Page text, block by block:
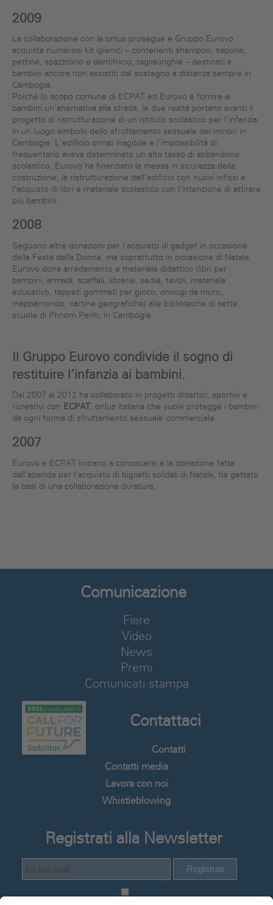
2009
La collaborazione con la onlus prosegue e Gruppo Eurovo
acquista numerosi kit igienici – contenenti shampoo, sapone,
pettine, spazzolino e dentifricio, tagliaunghie – destinati a
bambini ancora non assistiti dal sostegno a distanza sempre in
Cambogia.
Poiché lo scopo comune di ECPAT ed Eurovo è fornire ai
bambini un’alternativa alla strada, le due realtà portano avanti il
progetto di ristrutturazione di un istituto scolastico per l’infanzia
in un luogo simbolo dello sfruttamento sessuale dei minori in
Cambogia. L’edificio ormai inagibile e l’impossibilità di
frequentarlo aveva determinato un alto tasso di abbandono
scolastico. Eurovo ha finanziato la messa in sicurezza della
costruzione, la ristrutturazione dell’edificio con nuovi infissi e
l’acquisto di libri e materiale scolastico con l’intenzione di attirare
più bambini.
2008
Seguono altre donazioni per l’acquisto di gadget in occasione
della Festa della Donna, ma soprattutto in occasione di Natale,
Eurovo dona arredamento e materiale didattico (libri per
bambini, armadi, scaffali, librerie, sedie, tavoli, materiale
educativo, tappeti gommati per gioco, orologi da muro,
mappamondo, cartine geografiche) alle biblioteche di sette
scuole di Phnom Penh, in Cambogia.
Il Gruppo Eurovo condivide il sogno di
restituire l’infanzia ai bambini.
Dal 2007 al 2012 ha collaborato in progetti didattici, sportivi e
ricreativi con ECPAT, onlus italiana che vuole protegge i bambini
da ogni forma di sfruttamento sessuale commerciale.
2007
Eurovo e ECPAT iniziano a conoscersi e la donazione fatta
dall’azienda per l’acquisto di biglietti solidali di Natale, ha gettato
le basi di una collaborazione duratura.
Comunicazione
Fiere
Video
News
Premi
Comunicati stampa
Contattaci
Contatti
Contatti media
Lavora con noi
Whistleblowing
Registrati alla Newsletter
Registrati